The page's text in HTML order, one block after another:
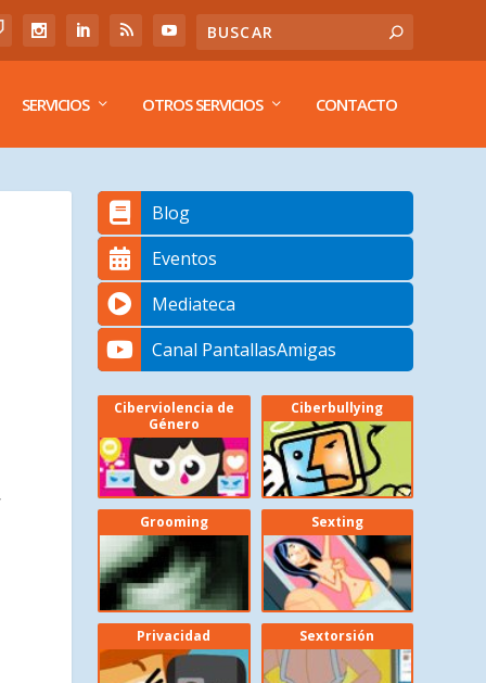
SERVICIOS OTROS SERVICIOS CONTACTO
Blog
Eventos
Mediateca
Canal PantallasAmigas
Ciberviolencia de
Género
Ciberbullying
Grooming Sexting
Privacidad Sextorsión